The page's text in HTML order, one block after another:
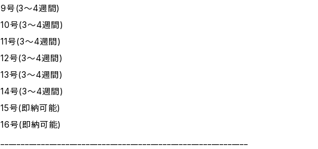
9号(3～4週間)
10号(3～4週間)
11号(3～4週間)
12号(3～4週間)
13号(3～4週間)
14号(3～4週間)
15号(即納可能)
16号(即納可能)